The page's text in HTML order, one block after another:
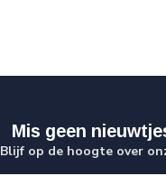
Mis geen
Blijf op de hoogte over